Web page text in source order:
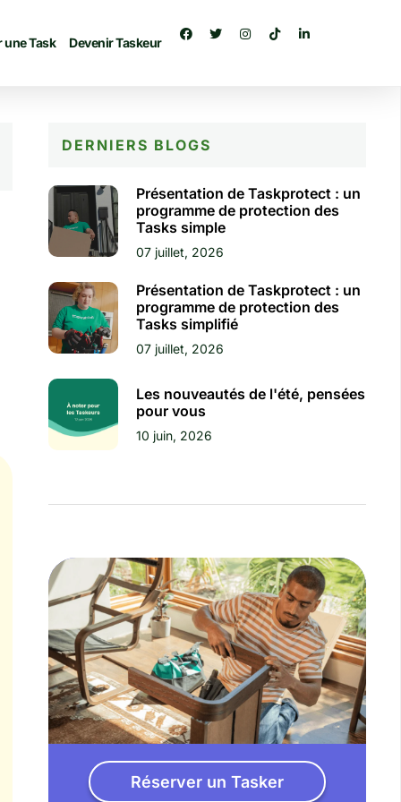
une Task Devenir Taskeur
DERNIERS BLOGS​
Présentation de Taskprotect : un
programme de protection des
Tasks simple
07 juillet, 2026
Présentation de Taskprotect : un
programme de protection des
Tasks simplifié
07 juillet, 2026
Les nouveautés de l'été, pensées
pour vous
10 juin, 2026
Réserver un Tasker